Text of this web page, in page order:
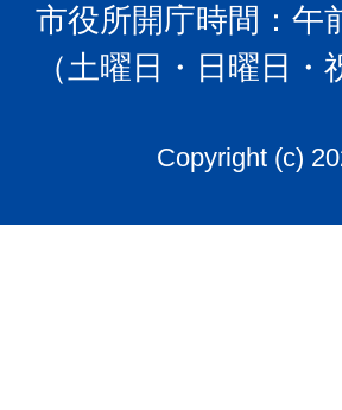
市役所開庁時間：午
（土曜日・日曜日
Copyright (c)